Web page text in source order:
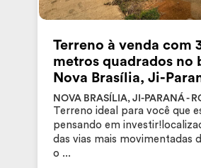
Terreno à venda com
metros quadrados no
Nova Brasília, Ji-
NOVA BRASÍLIA, JI-PARANÁ -
Terreno ideal para você que
pensando em
das vias mais movimentadas
o ...